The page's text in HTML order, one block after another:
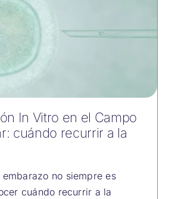
In Vitro en el Campo
cuándo recurrir a la
embarazo no siempre es
cuándo recurrir a la